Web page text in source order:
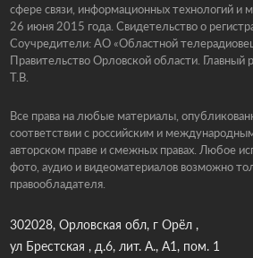
сфере связи, информационных технологий и
26 июня 2015 года. Свидетельство о
Соучредители: АО «Областной
Правительство Орловской области. Главный
Т.В.
Все права на любые материалы,
соответствии с российским и
авторском праве и смежных правах. Любое
фото, аудио и видеоматериалов возможно
правообладателя.
302028, Орловская обл, г Орёл ,
ул Брестская , д.6, лит. А., А1, пом. 1